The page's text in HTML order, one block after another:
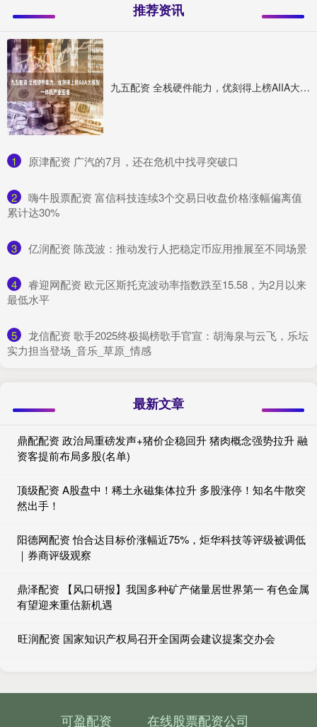
推荐资讯
九五配资 全栈硬件能力，优刻得上榜AIIA大模型一体机产业图谱
1 ​原津配资 广汽的7月，还在危机中找寻突破口
2
​嗨牛股票配资 富信科技连续3个交易日收盘价格涨幅偏离值
累计达30%
3 ​亿润配资 陈茂波：推动发行人把稳定币应用推展至不同场景
4
​睿迎网配资 欧元区斯托克波动率指数跌至15.58，为2月以来
最低水平
5
​龙信配资 歌手2025终极揭榜歌手官宣：胡海泉与云飞，乐坛
实力担当登场_音乐_草原_情感
最新文章
鼎配配资 政治局重磅发声+猪价企稳回升 猪肉概念强势拉升 融
资客提前布局多股(名单)
顶级配资 A股盘中！稀土永磁集体拉升 多股涨停！知名牛散突
然出手！
阳德网配资 怡合达目标价涨幅近75%，炬华科技等评级被调低
｜券商评级观察
鼎泽配资 【风口研报】我国多种矿产储量居世界第一 有色金属
有望迎来重估新机遇
旺润配资 国家知识产权局召开全国两会建议提案交办会
可盈配资 在线股票配资公司